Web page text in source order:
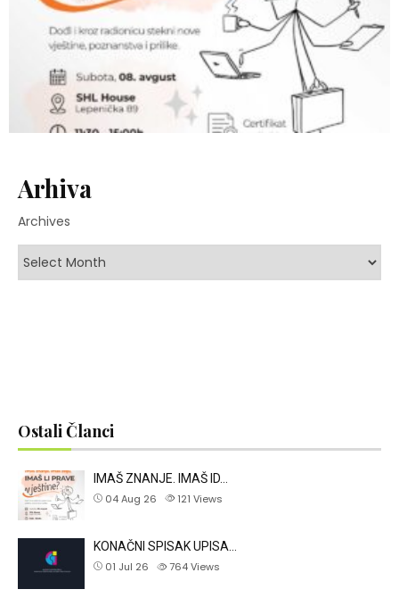
Arhiva
Archives
Ostali Članci
IMAŠ ZNANJE. IMAŠ ID…
04 Aug 26
121 Views
KONAČNI SPISAK UPISA…
01 Jul 26
764Views